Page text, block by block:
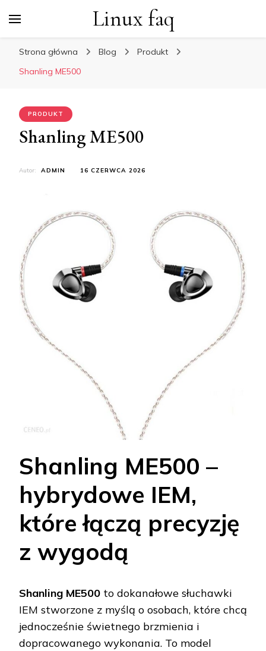
Linux faq
Strona główna Blog
Produkt
Shanling ME500
PRODUKT
Shanling ME500
Autor: ADMIN 16 CZERWCA 2026
Shanling ME500 –
hybrydowe IEM,
które łączą precyzję
z wygodą
Shanling ME500 to dokanałowe słuchawki
IEM stworzone z myślą o osobach, które chcą
jednocześnie świetnego brzmienia i
dopracowanego wykonania. To model